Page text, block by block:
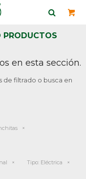
PRODUCTOS
en esta sección.
de filtrado o busca en
Tipo: Eléctrica